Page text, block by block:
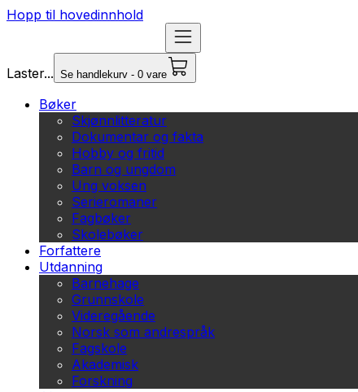
Hopp til hovedinnhold
Laster... Se handlekurv - 0 vare
Bøker
Skjønnlitteratur
Dokumentar og fakta
Hobby og fritid
Barn og ungdom
Ung voksen
Serieromaner
Fagbøker
Skolebøker
Forfattere
Utdanning
Barnehage
Grunnskole
Videregående
Norsk som andrespråk
Fagskole
Akademisk
Forskning